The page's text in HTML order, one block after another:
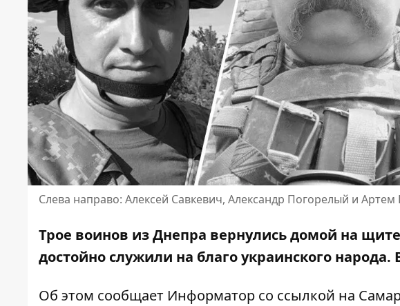
Слева направо: Алексей Савкевич, Александр Погорелый и Артем
Трое воинов из Днепра вернулись домой на
достойно служили на благо украинского
Об этом сообщает Информатор со ссылкой на